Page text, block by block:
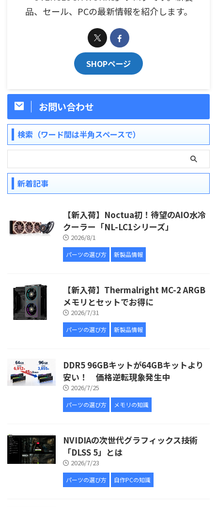
品、セール、PCの最新情報を紹介します。
SHOPページ
お問い合わせ
検索（ワード間は半角スペースで）
新着記事
【新入荷】Noctua初！待望のAIO水冷
クーラー「NL-LC1シリーズ」
2026/8/1
パーツの選び方 新製品情報
【新入荷】Thermalright MC-2 ARGB
メモリとセットでお得に
2026/7/31
パーツの選び方 新製品情報
DDR5 96GBキットが64GBキットより
安い！ 価格逆転現象発生中
2026/7/25
パーツの選び方 メモリの知識
NVIDIAの次世代グラフィックス技術
「DLSS 5」とは
2026/7/23
パーツの選び方 自作PCの知識